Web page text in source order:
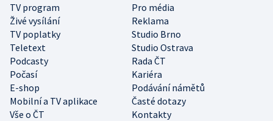
TV program
Pro média
Živé vysílání
Reklama
TV poplatky
Studio Brno
Teletext
Studio Ostrava
Podcasty
Rada ČT
Počasí
Kariéra
E-shop
Podávání námětů
Mobilní a TV aplikace
Časté dotazy
Vše o ČT
Kontakty